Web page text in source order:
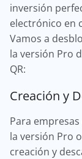
inversión
electrónico en
Vamos a
la versión Pro
QR:
Creación y
Para
la versión Pro
creación y